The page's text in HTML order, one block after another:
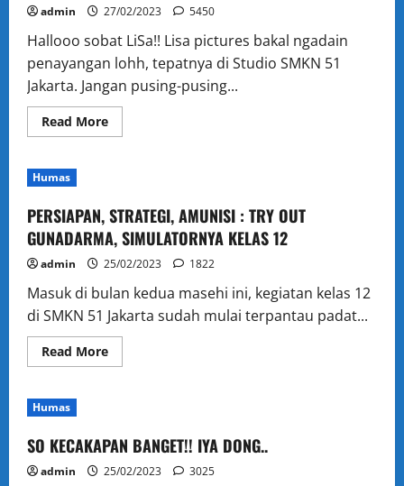
admin 27/02/2023 5450
Hallooo sobat LiSa!! Lisa pictures bakal ngadain
penayangan lohh, tepatnya di Studio SMKN 51
Jakarta. Jangan pusing-pusing...
Read MoreRead
more
Price
tiket
nonton
the
premiere
15k
Humas
PERSIAPAN, STRATEGI, AMUNISI : TRY OUT
GUNADARMA, SIMULATORNYA KELAS 12
admin 25/02/2023 1822
Masuk di bulan kedua masehi ini, kegiatan kelas 12
di SMKN 51 Jakarta sudah mulai terpantau padat...
Read MoreRead
more
TRY
OUT
GUNADARMA,
SIMULATORNYA
Humas
SO KECAKAPAN BANGET!! IYA DONG..
admin 25/02/2023 3025